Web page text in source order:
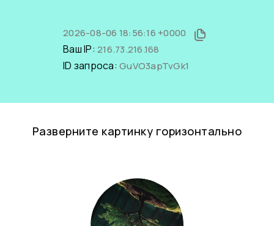
2026-08-06 18:56:16 +0000
Ваш IP: 216.73.216.168
ID запроса: GuVO3apTvGk1
Разверните картинку горизонтально